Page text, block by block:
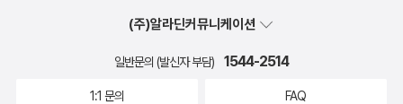
(주)알라딘커뮤니케이션
일반문의 (발신자 부담) 1544-2514
1:1 문의 FAQ